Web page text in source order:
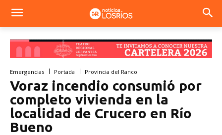
Emergencias Portada Provincia del Ranco
Voraz incendio consumió por
completo vivienda en la
localidad de Crucero en Río
Bueno